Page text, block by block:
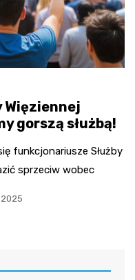
Więziennej
gorszą służbą!
funkcjonariusze Służby
sprzeciw wobec